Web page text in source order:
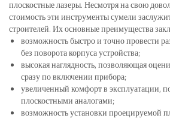
плоскостные лазеры. Несмотря на свою
стоимость эти инструменты сумели
строителей. Их основные преимущества
возможность быстро и точно провести
без поворота корпуса устройства;
высокая наглядность, позволяющая
сразу по включении прибора;
увеличенный комфорт в эксплуатации,
плоскостными аналогами;
возможность установки проецируемой